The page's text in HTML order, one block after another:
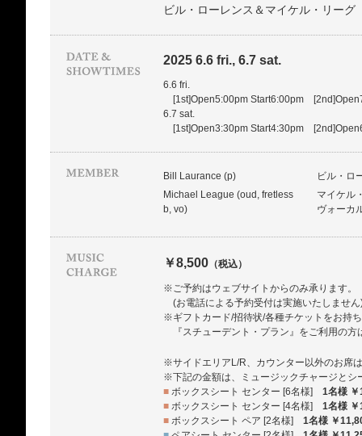
ビル・ローレンス＆マイケル・リーグ
2025 6.6 fri., 6.7 sat.
6.6 fri.
[1st]Open5:00pm Start6:00pm
6.7 sat.
[1st]Open3:30pm Start4:30pm
Bill Laurance (p)
ビル・ロ
Michael League (oud, fretless
b, vo)
マイケル
ヴォーカ
￥8,500 （税込）
※ご予約はウェブサイトからのみ承ります。
(お電話による予約受付は実施いたしません
※ギフトカード/招待状/各種チケットをお持
『スチューデント・プラン』をご利用の
※サイドエリアL/R、カウンター以外のお席
※下記の金額は、ミュージックチャージとシ
■ ボックスシート センター [6名様] 1名様
■ ボックスシート センター [4名様] 1名様
■ ボックスシート ペア [2名様] 1名様 ￥